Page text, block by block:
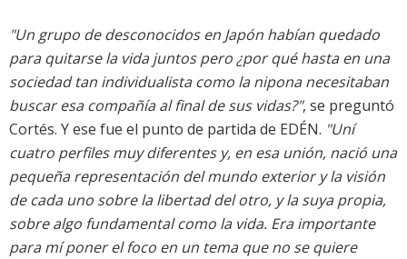
"Un grupo de desconocidos en Japón habían quedado
para quitarse la vida juntos pero ¿por qué hasta en una
sociedad tan individualista como la nipona necesitaban
buscar esa compañía al final de sus vidas?", se preguntó
Cortés. Y ese fue el punto de partida de EDÉN. "Uní
cuatro perfiles muy diferentes y, en esa unión, nació una
pequeña representación del mundo exterior y la visión
de cada uno sobre la libertad del otro, y la suya propia,
sobre algo fundamental como la vida. Era importante
para mí poner el foco en un tema que no se quiere